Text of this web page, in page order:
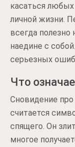
касаться
личной жизни.
всегда полезно
наедине с
серьезных
Что
Сновидение
считается
спящего. Он
многое